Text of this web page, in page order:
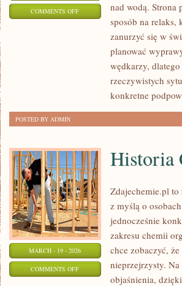
COMMENTS OFFON
WĘDKARSTWO
EKSTREMALNE
nad wodą. Strona
sposób na
zanurzyć się w
planować
wędkarzy,
rzeczywistych
konkretne
POSTED BY ADMIN
MARCH - 19 - 2026
COMMENTS OFFON
Historia
Zdajechemie.pl to
z myślą o
jednocześnie
zakresu chemii
chce zobaczyć,
nieprzejrzysty.
objaśnienia,